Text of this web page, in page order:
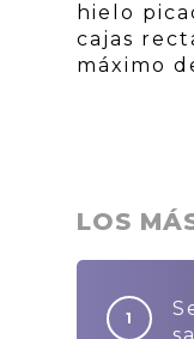
hielo
cajas
máximo
LOS